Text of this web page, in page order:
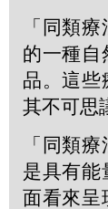
「同類
的一種自
品。這些
其不可思
「同類
是具有能
面看來呈